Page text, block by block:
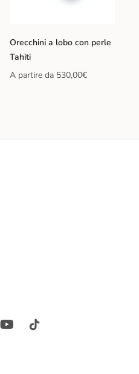
Orecchini a lobo con perle
Tahiti
A partire da 530,00€